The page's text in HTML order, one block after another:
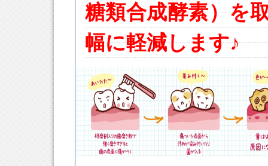
糖類合成酵素）を
幅に軽減します♪